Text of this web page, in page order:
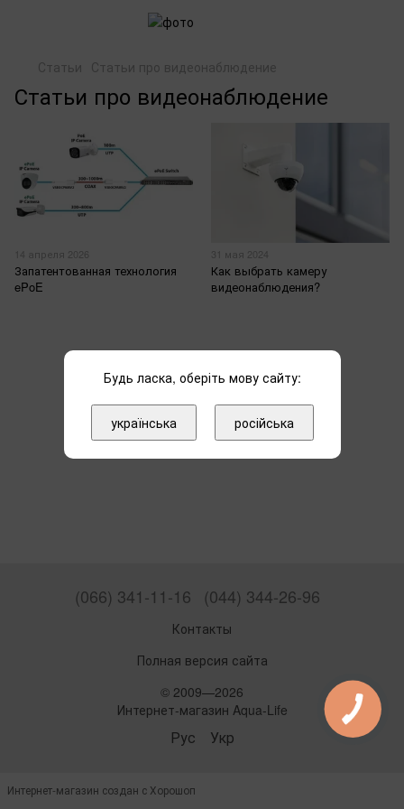
Статьи Статьи про видеонаблюдение
Статьи про видеонаблюдение
14 апреля 2026
Запатентованная технология
ePoE
31 мая 2024
Как выбрать камеру
видеонаблюдения?
(066) 341-11-16 (044) 344-26-96
Контакты
Полная версия сайта
© 2009—2026
Интернет-магазин Aqua-Life
Рус Укр
Интернет-магазин создан с Хорошоп
Будь ласка, оберіть мову сайту:
українська російська